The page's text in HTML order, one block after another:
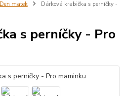
matek
Dárková krabička s perníčky -
s perníčky - Pro